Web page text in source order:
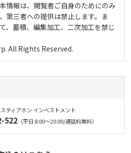
情報は、閲覧者ご自身のためにのみ
第三者への提供は禁止します。ま
、蓄積、編集加工、二次加工を禁じ
All Rights Reserved.
ティアホン インベストメント
522 （平日 8:00～20:00/通話料無料）